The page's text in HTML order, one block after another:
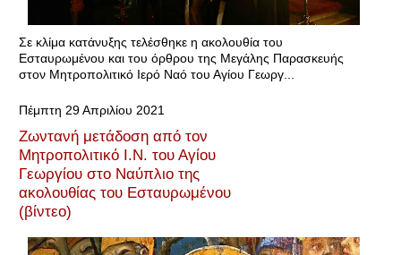
Σε κλίμα κατάνυξης τελέσθηκε η ακολουθία του
Εσταυρωμένου και του όρθρου της Μεγάλης Παρασκευής
στον Μητροπολιτικό Ιερό Ναό του Αγίου Γεωργ...
Πέμπτη 29 Απριλίου 2021
Ζωντανή μετάδοση από τον
Μητροπολιτικό Ι.Ν. του Αγίου
Γεωργίου στο Ναύπλιο της
ακολουθίας του Εσταυρωμένου
(βίντεο)